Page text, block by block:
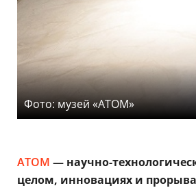
Фото: музей «АТОМ»
АТОМ — научно-
целом, инновациях и